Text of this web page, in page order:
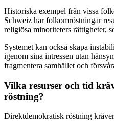
Historiska exempel från vissa
Schweiz har folkomröstningar
religiösa minoriteters rättigheter,
Systemet kan också skapa
igenom sina intressen utan
fragmentera samhället och
Vilka resurser och tid
röstning?
Direktdemokratisk röstning